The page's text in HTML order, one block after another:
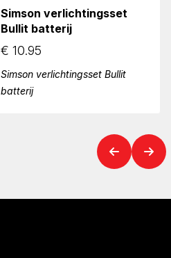
Simson verlichtingsset
Bullit batterij
€ 10.95
Simson verlichtingsset Bullit
batterij